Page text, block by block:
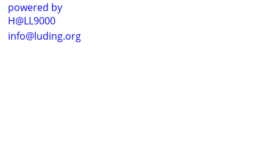
powered by
H@LL9000
info@luding.org